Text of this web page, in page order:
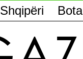
Shqipëri Bota